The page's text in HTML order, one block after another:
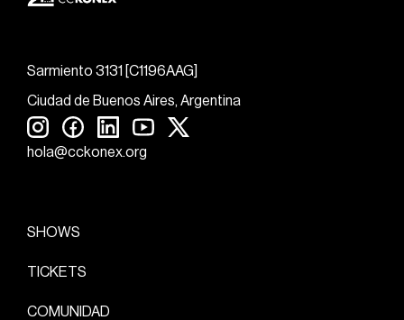
Sarmiento 3131 [C1196AAG]
Ciudad de Buenos Aires, Argentina
hola@cckonex.org
SHOWS
TICKETS
COMUNIDAD